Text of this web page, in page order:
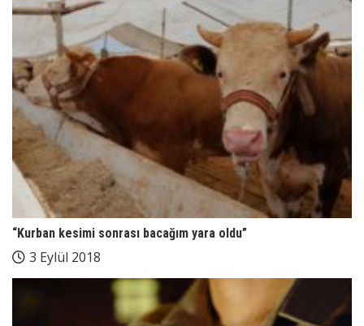
“Kurban kesimi sonrası bacağım yara oldu”
3 Eylül 2018